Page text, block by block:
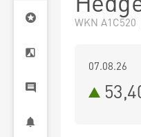
WKN
07.08.26